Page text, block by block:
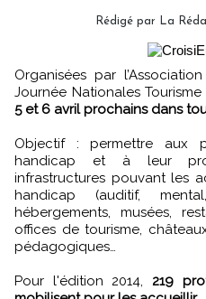
Rédigé par La
Organisées par l’Association Tourisme & Handicaps, les
Journée Nationales
5 et 6 avril prochains dans
Objectif : permettre aux
handicap et à leur
infrastructures pouvant les
handicap (auditif,
hébergements, musées,
offices de tourisme,
pédagogiques…
Pour l'édition 2014, 219